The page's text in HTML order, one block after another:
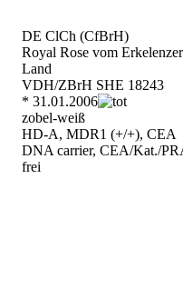
DE ClCh (CfBrH)
Royal Rose vom Erkelenzer
Land
VDH/ZBrH SHE 18243
* 31.01.2006
zobel-weiß
HD-A, MDR1 (+/+), CEA
DNA carrier, CEA/Kat./
frei